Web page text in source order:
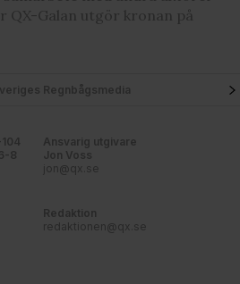
QX-Galan utgör kronan på
Regnbågsmedia
8
Ansvarig utgivare
Jon Voss
jon@qx.se
Redaktion
redaktionen@qx.se